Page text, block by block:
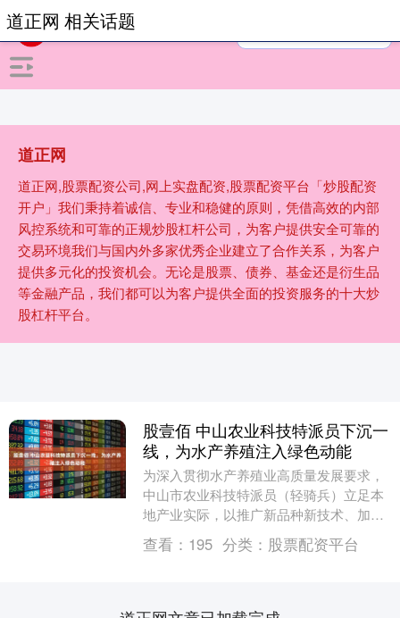
道正网
道正网,股票配资公司,网上实盘配资,股票配资平台「炒股配资
开户」我们秉持着诚信、专业和稳健的原则，凭借高效的内部
风控系统和可靠的正规炒股杠杆公司，为客户提供安全可靠的
交易环境我们与国内外多家优秀企业建立了合作关系，为客户
提供多元化的投资机会。无论是股票、债券、基金还是衍生品
等金融产品，我们都可以为客户提供全面的投资服务的十大炒
股杠杆平台。
道正网 相关话题
股壹佰 中山农业科技特派员下沉一
线，为水产养殖注入绿色动能
为深入贯彻水产养殖业高质量发展要求，
中山市农业科技特派员（轻骑兵）立足本
地产业实际，以推广新品种新技术、加强
质量安全管控、保护生态环境为重点，全
面开展水产绿色健....
查看： 195 分类： 股票配资平台